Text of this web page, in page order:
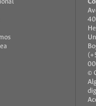
©